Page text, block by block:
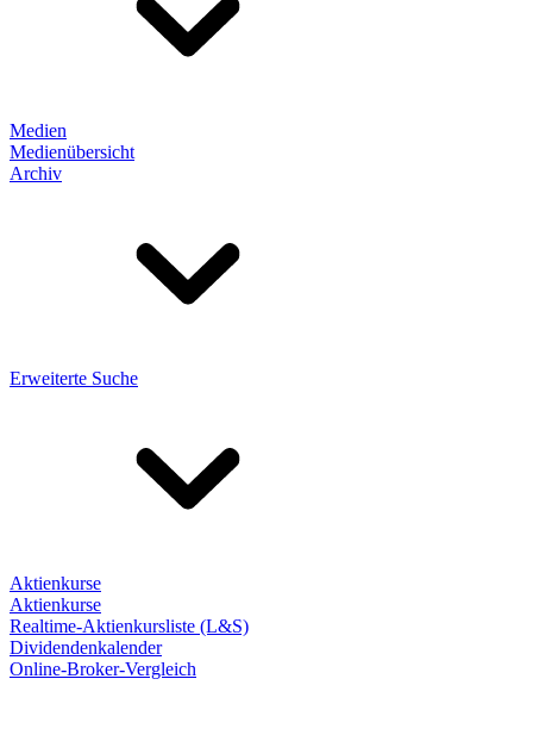
Medien
Medienübersicht
Archiv
Erweiterte Suche
Aktienkurse
Aktienkurse
Realtime-Aktienkursliste (L&S)
Dividendenkalender
Online-Broker-Vergleich